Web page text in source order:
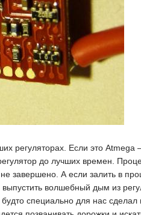
регуляторах. Если это
до лучших времен.
завершено. А если залить в
волшебный дым из
специально для нас